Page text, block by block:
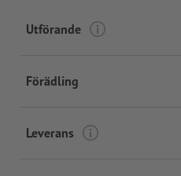
Utförande
Förädling
Leverans